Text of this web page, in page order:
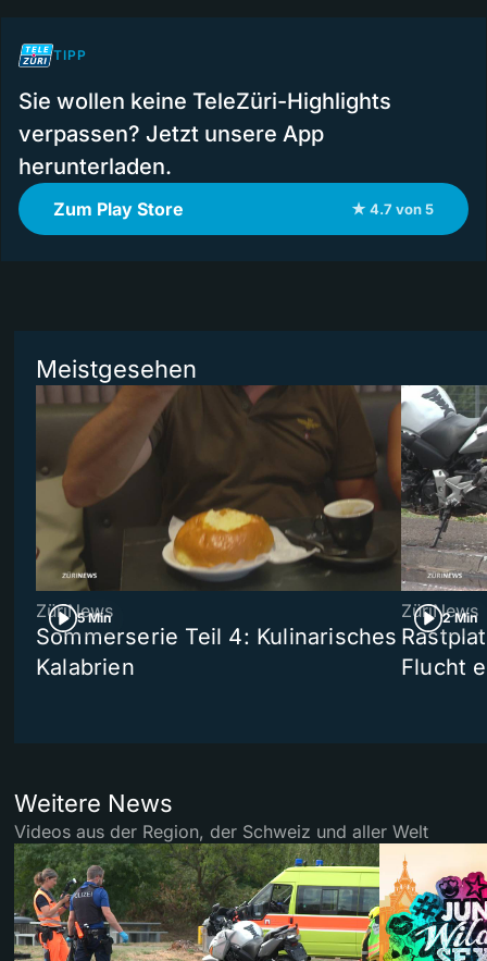
TIPP
Sie wollen keine TeleZüri-Highlights
verpassen? Jetzt unsere App
herunterladen.
Zum Play Store ★ 4.7 von 5
Meistgesehen
5 Min
ZüriNews
Sommerserie Teil 4: Kulinarisches
Kalabrien
2 Min
ZüriNews
Flucht
Weitere News
Videos aus der Region, der Schweiz und aller Welt